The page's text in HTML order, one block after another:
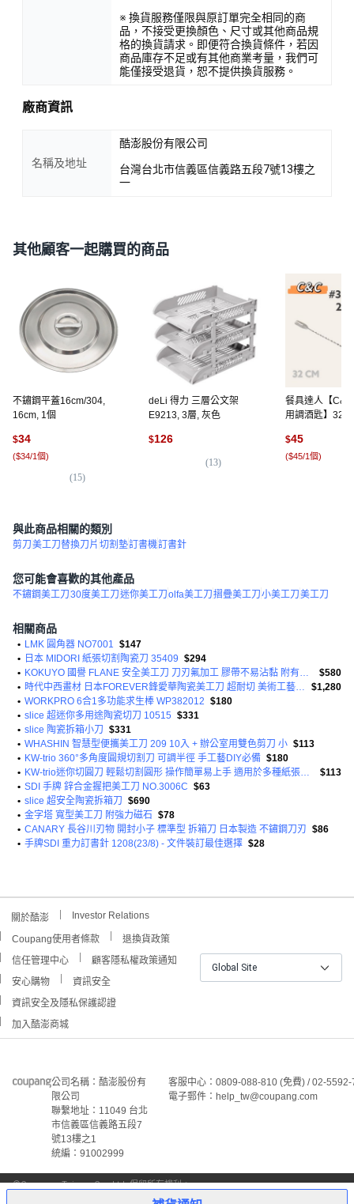
※ 換貨服務僅限與原訂單完全相同的商
品，不接受更換顏色、尺寸或其他商品規
格的換貨請求。即便符合換貨條件，若因
商品庫存不足或有其他商業考量，我們可
能僅接受退貨，恕不提供換貨服務。
廠商資訊
名稱及地址
酷澎股份有限公司
台灣台北市信義區信義路五段7號13樓之
一
其他顧客一起購買的商品
不鏽鋼平蓋16cm/304,
16cm, 1個
$34
($34/1個)
(15)
deLi 得力 三層公文架
E9213, 3層, 灰色
$126
(13)
餐具達人【
用調酒匙】
$45
($45/1個)
與此商品相關的類別
剪刀美工刀替換刀片 切割墊訂書機訂書針
您可能會喜歡的其他產品
不鏽鋼美工刀30度美工刀迷你美工刀olfa美工刀摺疊美工刀小美工刀美工刀
相關商品
• LMK 圓角器 NO7001 $147
•
日本 MIDORI 紙張切割陶瓷刀 35409 $294
•
KOKUYO 國譽 FLANE 安全美工刀 刀刃氟加工 膠帶不易沾黏 附有拆刀工具
$580
•
時代中西畫材 日本FOREVER鋒愛華陶瓷美工刀 超耐切 美術工藝專用 切割精準 持久耐用
$1,280
• WORKPRO 6合1多功能求生棒 WP382012 $180
• slice 超迷你多用途陶瓷切刀 10515 $331
• slice 陶瓷拆箱小刀 $331
• WHASHIN 智慧型便攜美工刀 209 10入 + 辦公室用雙色剪刀 小 $113
• KW-trio 360°多角度圓規切割刀 可調半徑 手工藝DIY必備 $180
•
KW-trio迷你切圓刀 輕鬆切割圓形 操作簡單易上手 適用於多種紙張材質
$113
• SDI 手牌 鋅合金握把美工刀 NO.3006C $63
• slice 超安全陶瓷拆箱刀 $690
• 金字塔 寬型美工刀 附強力磁石 $78
• CANARY 長谷川刃物 開封小子 標準型 拆箱刀 日本製造 不鏽鋼刀刃 $86
• 手牌SDI 重力訂書針 1208(23/8) - 文件裝訂最佳選擇 $28
關於酷澎 Investor Relations
Coupang使用者條款
退換貨政策
信任管理中心
顧客隱私權政策通知
安心購物
資訊安全
資訊安全及隱私保護認證
加入酷澎商城
Global Site
公司名稱：酷澎股份有
限公司
聯繫地址：11049 台北
市信義區信義路五段7
號13樓之1
統編：91002999
客服中心：0809-088-810 (免費) / 02-
電子郵件：help_tw@coupang.com
©Coupang Taiwan Co., Ltd. 保留所有權利。